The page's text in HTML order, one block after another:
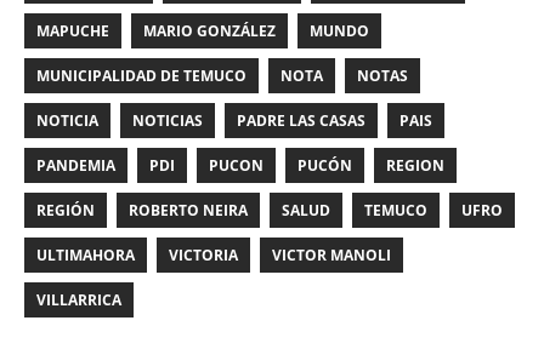
MAPUCHE MARIO GONZÁLEZ MUNDO
MUNICIPALIDAD DE TEMUCO NOTA NOTAS
NOTICIA NOTICIAS PADRE LAS CASAS PAIS
PANDEMIA PDI PUCON PUCÓN REGION
REGIÓN ROBERTO NEIRA SALUD TEMUCO UFRO
ULTIMAHORA VICTORIA VICTOR MANOLI
VILLARRICA